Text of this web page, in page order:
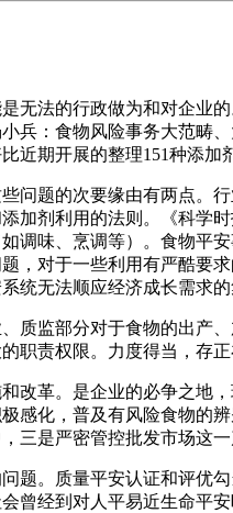
法的行政做为和对企业的
兵：食物风险事务大范畴
近期开展的整理151种添加
题的次要缘由有两点。行
加剂利用的法则。《科学
调味、烹调等）。食物平
，对于一些利用有严酷要
统无法顺应经济成长需求
监部分对于食物的出产、
职责权限。力度得当，存
革。是企业的必争之地，
感化，普及有风险食物的
三是严密管控批发市场这一
。质量平安认证和评优勾
曾经到对人平易近生命平